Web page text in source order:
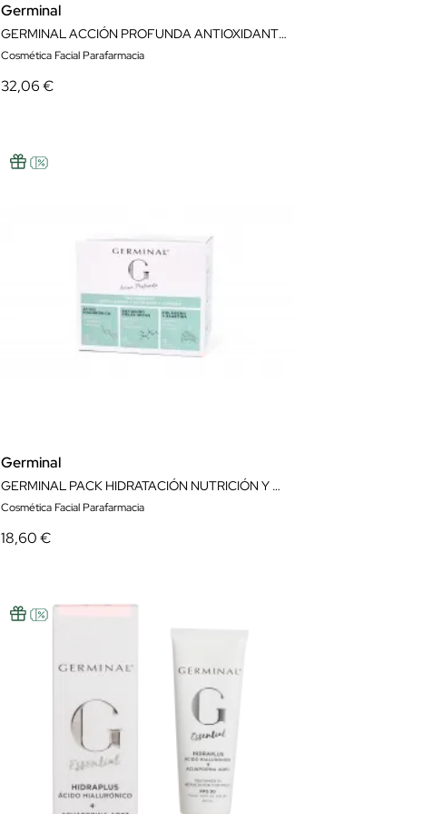
Germinal
GERMINAL ACCIÓN PROFUNDA ANTIOXIDANTE NOCHE 30 AMPOLLAS
Cosmética Facial Parafarmacia
32,06 €
Germinal
GERMINAL PACK HIDRATACIÓN NUTRICIÓN Y FIRMEZA 36 AMPOLLAS
Cosmética Facial Parafarmacia
18,60 €